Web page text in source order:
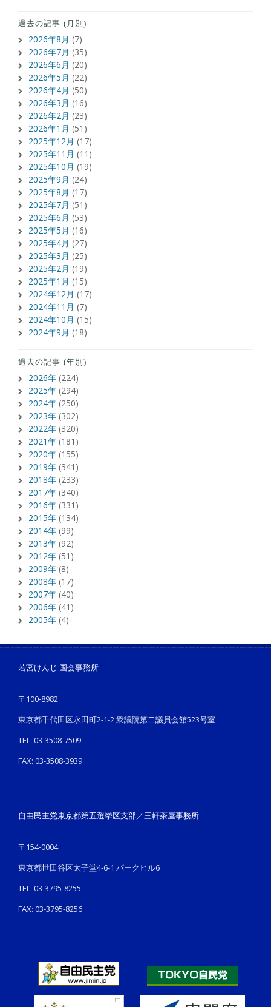
過去の記事 (月別)
2026年8月 (7)
2026年7月 (35)
2026年6月 (20)
2026年5月 (22)
2026年4月 (50)
2026年3月 (16)
2026年2月 (23)
2026年1月 (51)
2025年12月 (17)
2025年11月 (11)
2025年10月 (19)
2025年9月 (24)
2025年8月 (17)
2025年7月 (51)
2025年6月 (53)
2025年5月 (16)
2025年4月 (27)
2025年3月 (25)
2025年2月 (19)
2025年1月 (15)
2024年12月 (17)
2024年11月 (7)
2024年10月 (15)
2024年9月 (18)
過去の記事 (年別)
2026年 (224)
2025年 (294)
2024年 (250)
2023年 (302)
2022年 (320)
2021年 (181)
2020年 (155)
2019年 (341)
2018年 (233)
2017年 (340)
2016年 (331)
2015年 (134)
2014年 (99)
2013年 (92)
2012年 (51)
2009年 (8)
2008年 (17)
2007年 (40)
2006年 (41)
2005年 (4)
若宮けんじ 国会事務所
〒100-8982
東京都千代田区永田町2-1-2 衆議院第二議員会館523号室
TEL: 03-3508-7509
FAX: 03-3508-3939
自由民主党東京都第五選挙区支部／三軒茶屋事務所
〒154-0004
東京都世田谷区太子堂4-6-1 パークヒル6
TEL: 03-3795-8255
FAX: 03-3795-8256